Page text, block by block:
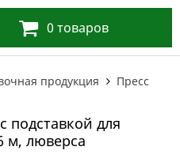
0 товаров
продукция
Пресс
подставкой для
м, люверса